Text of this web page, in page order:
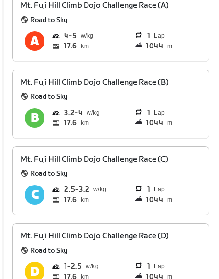
Mt. Fuji Hill Climb Dojo Challenge Race (A)
Road to Sky
4 5 1 Lap
17.6 km 1044 m
Mt. Fuji Hill Climb Dojo Challenge Race (B)
Road to Sky
3.2 4 1 Lap
17.6 km 1044 m
Mt. Fuji Hill Climb Dojo Challenge Race (C)
Road to Sky
2.5 3.2 1 Lap
17.6 km 1044 m
Mt. Fuji Hill Climb Dojo Challenge Race (D)
Road to Sky
1 2.5 1 Lap
17.6 km 1044 m